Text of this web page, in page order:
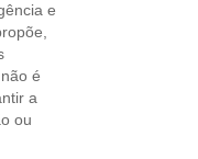
e
é
a
ou